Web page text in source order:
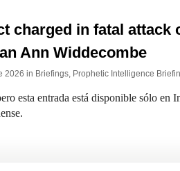
charged in fatal attack
Ann Widdecombe
2026 in Briefings, Prophetic Intelligence
esta entrada está disponible sólo en